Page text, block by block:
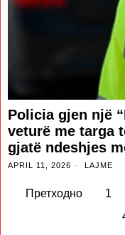
Policia gjen një
veturë me targa
gjatë ndeshjes
APRIL 11, 2026 LAJME
Претходно 1